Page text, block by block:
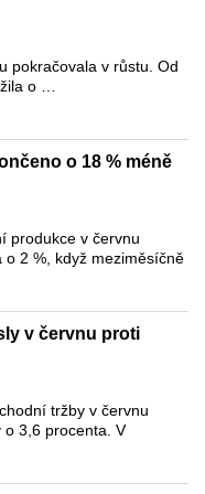
pokračovala v růstu. Od
o …
o 18 % méně
produkce v červnu
o 2 %, když meziměsíčně
v červnu proti
tržby v červnu
o 3,6 procenta. V